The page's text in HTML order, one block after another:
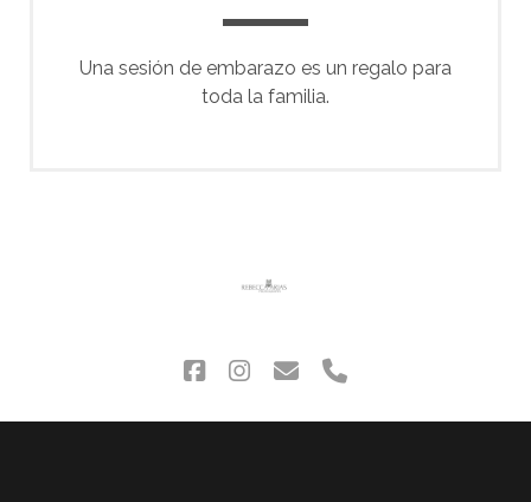
Una sesión de embarazo es un regalo para
toda la familia.
facebook
instagram
correophone